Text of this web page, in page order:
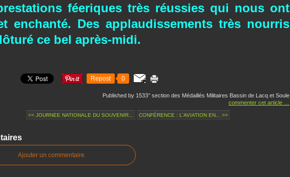
féeriques très réussies qui nous ont
enchanté. Des applaudissements très nourris
ce bel après-midi.
Repost 0
Published by 1533° section des Médaillés Militaires Bassin de Lacq et Soule
commenter cet article
<< JOURNEE NATIONALE DU SOUVENIR... CONFÉRENCE : L'AVIATION EN... >>
Ajouter un commentaire